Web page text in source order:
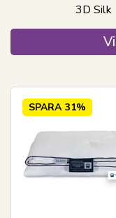
3D Silk
SPARA 31%